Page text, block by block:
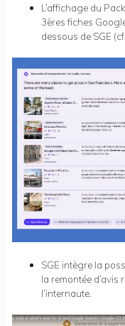
L’affichage du
3ères fiches
dessous de SGE
SGE intègre la
la remontée
l’internaute.